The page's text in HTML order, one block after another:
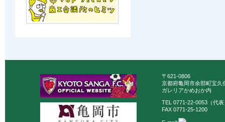
〒621-0806
京都府亀岡市余部町宝久
ガレリアかめおか内
TEL 0771-22-0053（代表
FAX 0771-25-1200